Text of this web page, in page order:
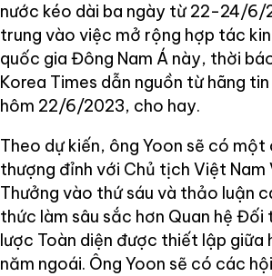
nước kéo dài ba ngày từ 22-24/
trung vào việc mở rộng hợp tác
quốc gia Đông Nam Á này, thời
Korea Times dẫn nguồn từ hãng
hôm 22/6/2023, cho hay.
Theo dự kiến, ông Yoon ​​​​sẽ có một
thượng đỉnh với Chủ tịch Việt Nam
Thưởng vào thứ sáu và thảo luận
thức làm sâu sắc hơn Quan hệ Đối
lược Toàn diện được thiết lập giữa
năm ngoái. Ông Yoon sẽ có các